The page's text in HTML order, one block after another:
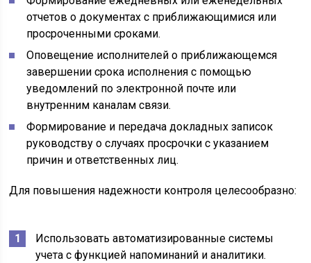
отчетов о документах с приближающимися или
просроченными сроками.
Оповещение исполнителей о приближающемся
завершении срока исполнения с помощью
уведомлений по электронной почте или
внутренним каналам связи.
Формирование и передача докладных записок
руководству о случаях просрочки с указанием
причин и ответственных лиц.
Для повышения надежности контроля целесообразно:
Использовать автоматизированные системы
учета с функцией напоминаний и аналитики.